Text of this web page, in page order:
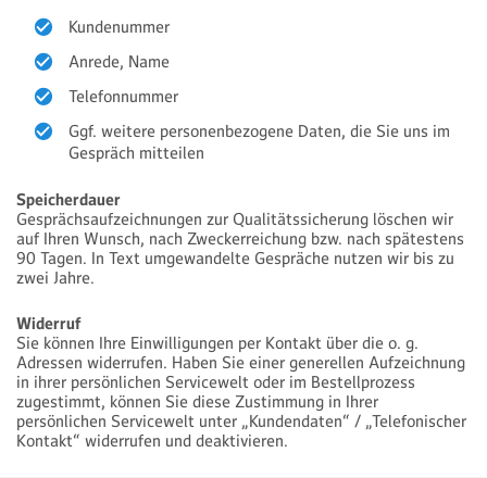
Kundenummer
Anrede, Name
Telefonnummer
Ggf. weitere personenbezogene Daten, die Sie uns im
Gespräch mitteilen
Speicherdauer
Gesprächsaufzeichnungen zur Qualitätssicherung löschen wir
auf Ihren Wunsch, nach Zweckerreichung bzw. nach spätestens
90 Tagen. In Text umgewandelte Gespräche nutzen wir bis zu
zwei Jahre.
Widerruf
Sie können Ihre Einwilligungen per Kontakt über die o. g.
Adressen widerrufen. Haben Sie einer generellen Aufzeichnung
in ihrer persönlichen Servicewelt oder im Bestellprozess
zugestimmt, können Sie diese Zustimmung in Ihrer
persönlichen Servicewelt unter „Kundendaten“ / „Telefonischer
Kontakt“ widerrufen und deaktivieren.